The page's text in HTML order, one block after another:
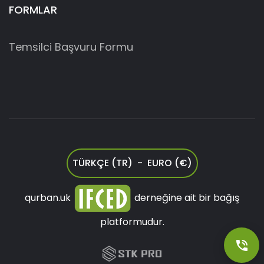
FORMLAR
Temsilci Başvuru Formu
TÜRKÇE (TR) - EURO (€)
qurban.uk
derneğine ait bir bağış
platformudur.